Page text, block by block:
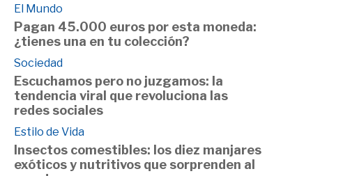
El Mundo
Pagan 45.000 euros por esta moneda:
¿tienes una en tu colección?
Sociedad
Escuchamos pero no juzgamos: la
tendencia viral que revoluciona las
redes sociales
Estilo de Vida
Insectos comestibles: los diez manjares
exóticos y nutritivos que sorprenden al